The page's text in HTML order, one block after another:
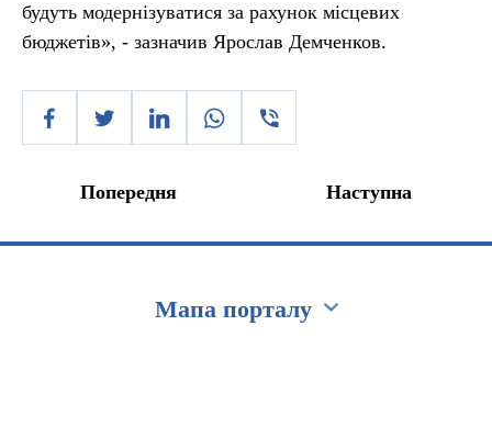
будуть модернізуватися за рахунок місцевих
бюджетів», - зазначив Ярослав Демченков.
Попередня Наступна
Мапа порталу